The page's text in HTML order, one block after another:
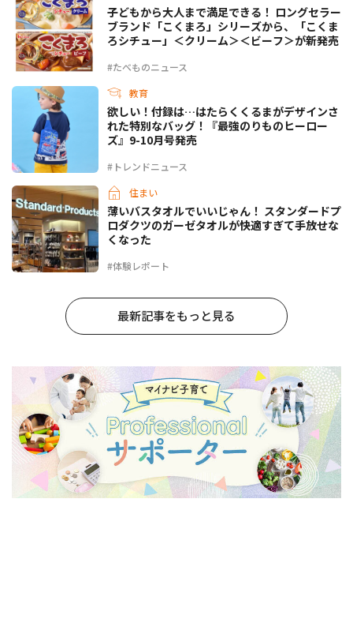
#たべものニュース
子どもから大人まで満足できる！ ロングセラー
ブランド「こくまろ」シリーズから、「こくま
ろシチュー」＜クリーム＞＜ビーフ＞が新発売
教育
#トレンドニュース
欲しい！付録は…はたらくくるまがデザインさ
れた特別なバッグ！『最強のりものヒーロー
ズ』9-10月号発売
住まい
#体験レポート
薄いバスタオルでいいじゃん！ スタンダードプ
ロダクツのガーゼタオルが快適すぎて手放せな
くなった
最新記事をもっと見る